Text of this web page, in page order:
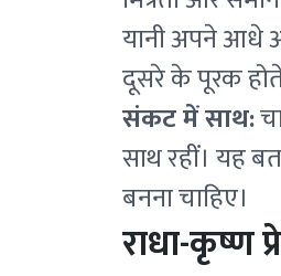
यानी अपने आधे
दूसरे के पूरक
संकट में साथ:
साथ रहीं। यह
बनना चाहिए।
राधा-कृष्ण